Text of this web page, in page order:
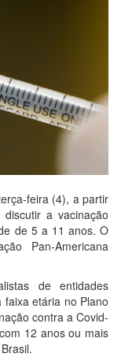
feira (4), a partir
a vacinação
de 5 a 11 anos. O
Pan-Americana
de entidades
etária no Plano
contra a Covid-
12 anos ou mais